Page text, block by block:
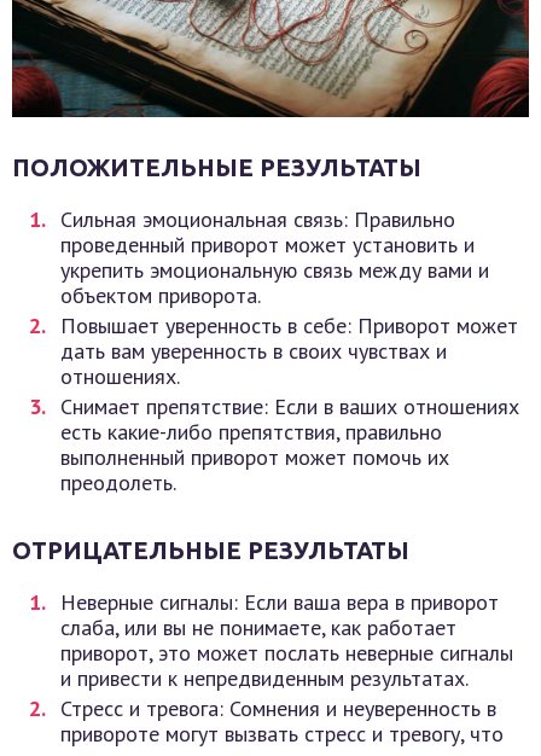
ПОЛОЖИТЕЛЬНЫЕ РЕЗУЛЬТАТЫ
Сильная эмоциональная связь: Правильно
проведенный приворот может установить и
укрепить эмоциональную связь между вами и
объектом приворота.
Повышает уверенность в себе: Приворот может
дать вам уверенность в своих чувствах и
отношениях.
Снимает препятствие: Если в ваших отношениях
есть какие-либо препятствия, правильно
выполненный приворот может помочь их
преодолеть.
ОТРИЦАТЕЛЬНЫЕ РЕЗУЛЬТАТЫ
Неверные сигналы: Если ваша вера в приворот
слаба, или вы не понимаете, как работает
приворот, это может послать неверные сигналы
и привести к непредвиденным результатах.
Стресс и тревога: Сомнения и неуверенность в
привороте могут вызвать стресс и тревогу, что